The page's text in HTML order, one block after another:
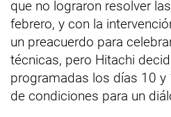
que no lograron resolver
febrero, y con la
un preacuerdo para
técnicas, pero Hitachi
programadas los días 10 y
de condiciones para un